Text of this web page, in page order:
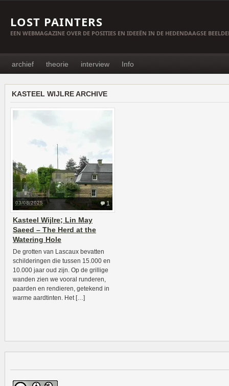
LOST PAINTERS
EEN WEBMAGAZINE OVER DE POSITIES EN IDEEËN IN DE HEDENDAAGSE
archief theorie interview Info
KASTEEL WIJLRE ARCHIVE
1
03/08/2025
Kasteel Wijlre; Lin May
Saeed – The Herd at the
Watering Hole
De grotten van Lascaux bevatten
schilderingen die tussen 15.000 en
10.000 jaar oud zijn. Op de grillige
wanden zien we vooral runderen,
paarden en rendieren, getekend in
warme aardtinten. Het […]